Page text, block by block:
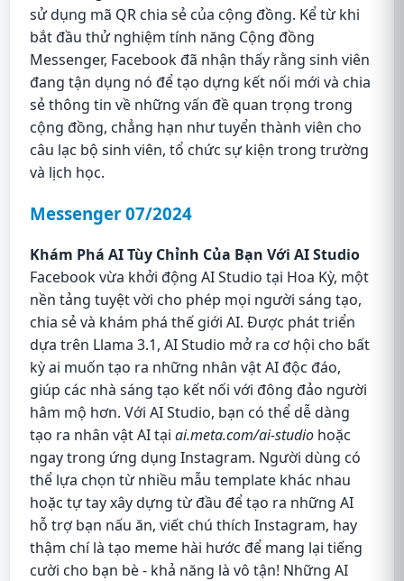
sử dụng mã QR chia sẻ của cộng đồng. Kể từ khi
bắt đầu thử nghiệm tính năng Cộng đồng
Messenger, Facebook đã nhận thấy rằng sinh viên
đang tận dụng nó để tạo dựng kết nối mới và chia
sẻ thông tin về những vấn đề quan trọng trong
cộng đồng, chẳng hạn như tuyển thành viên cho
câu lạc bộ sinh viên, tổ chức sự kiện trong trường
và lịch học.
Messenger 07/2024
Khám Phá AI Tùy Chỉnh Của Bạn Với AI Studio
Facebook vừa khởi động AI Studio tại Hoa Kỳ, một
nền tảng tuyệt vời cho phép mọi người sáng tạo,
chia sẻ và khám phá thế giới AI. Được phát triển
dựa trên Llama 3.1, AI Studio mở ra cơ hội cho bất
kỳ ai muốn tạo ra những nhân vật AI độc đáo,
giúp các nhà sáng tạo kết nối với đông đảo người
hâm mộ hơn. Với AI Studio, bạn có thể dễ dàng
tạo ra nhân vật AI tại ai.meta.com/ai-studio hoặc
ngay trong ứng dụng Instagram. Người dùng có
thể lựa chọn từ nhiều mẫu template khác nhau
hoặc tự tay xây dựng từ đầu để tạo ra những AI
hỗ trợ bạn nấu ăn, viết chú thích Instagram, hay
thậm chí là tạo meme hài hước để mang lại tiếng
cười cho bạn bè - khả năng là vô tận! Những AI